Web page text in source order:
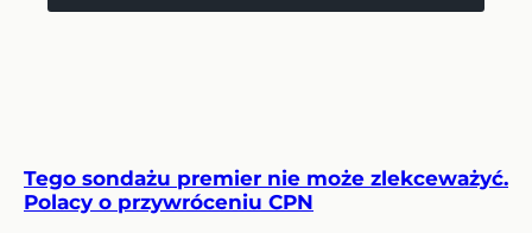
Tego sondażu premier nie może zlekceważyć.
Polacy o przywróceniu CPN